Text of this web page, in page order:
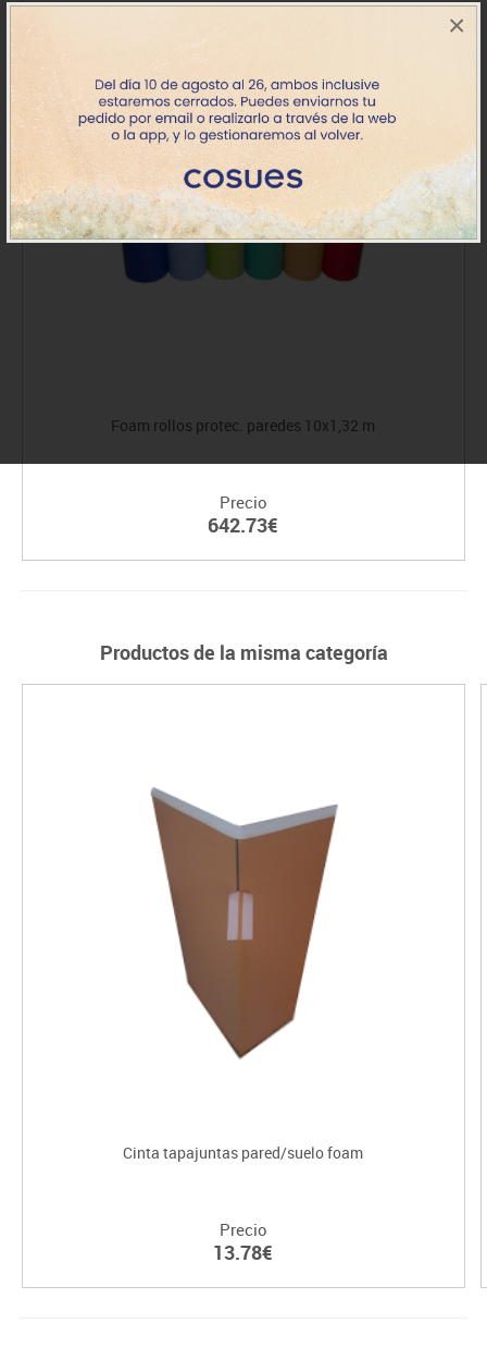
×
Foam rollos protec. paredes 10x1,32 m
Precio
642.73€
Productos de la misma categoría
Cinta tapajuntas pared/suelo foam
Precio
13.78€